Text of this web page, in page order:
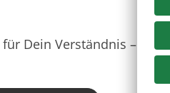
für Dein Verständnis – wir